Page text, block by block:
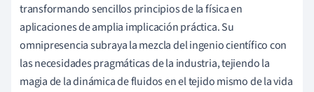
transformando sencillos principios de la física en
aplicaciones de amplia implicación práctica. Su
omnipresencia subraya la mezcla del ingenio científico con
las necesidades pragmáticas de la industria, tejiendo la
magia de la dinámica de fluidos en el tejido mismo de la vida